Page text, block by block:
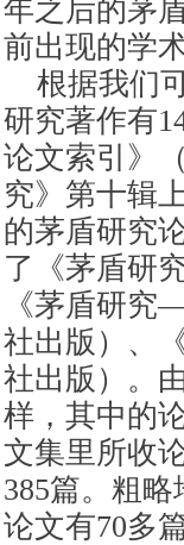
年之后的茅
前出现的学
根据我们
研究著作有
论文索引》
究》第十辑
的茅盾研究
了《茅盾研
《茅盾研
社出版）、
社出版）。
样，其中的
文集里所收
385篇。粗略
论文有70多